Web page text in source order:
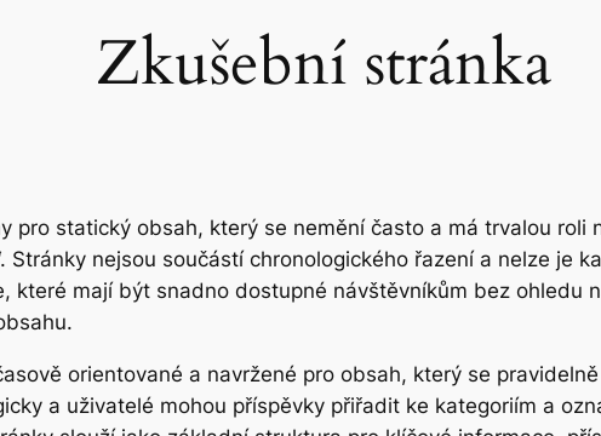
Zkušební stránka
pro statický obsah, který se nemění často a má trvalou roli
Stránky nejsou součástí chronologického řazení a nelze
které mají být snadno dostupné návštěvníkům bez ohledu
orientované a navržené pro obsah, který se
a uživatelé mohou příspěvky přiřadit ke kategoriím a